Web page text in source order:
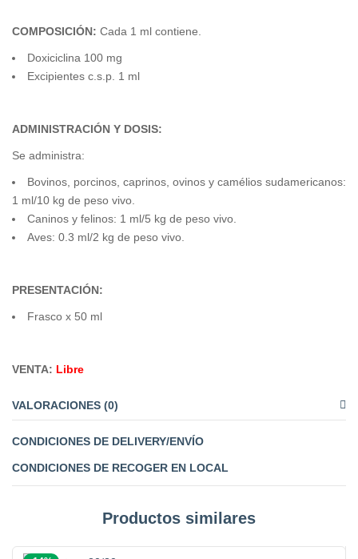
COMPOSICIÓN: Cada 1 ml contiene.
Doxiciclina 100 mg
Excipientes c.s.p. 1 ml
ADMINISTRACIÓN Y DOSIS:
Se administra:
Bovinos, porcinos, caprinos, ovinos y camélios sudamericanos:
1 ml/10 kg de peso vivo.
Caninos y felinos: 1 ml/5 kg de peso vivo.
Aves: 0.3 ml/2 kg de peso vivo.
PRESENTACIÓN:
Frasco x 50 ml
VENTA: Libre
VALORACIONES (0)
CONDICIONES DE DELIVERY/ENVÍO
CONDICIONES DE RECOGER EN LOCAL
Productos similares